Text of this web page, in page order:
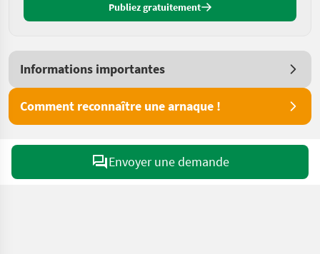
Publiez gratuitement
Informations importantes
Comment reconnaître une arnaque !
Envoyer une demande